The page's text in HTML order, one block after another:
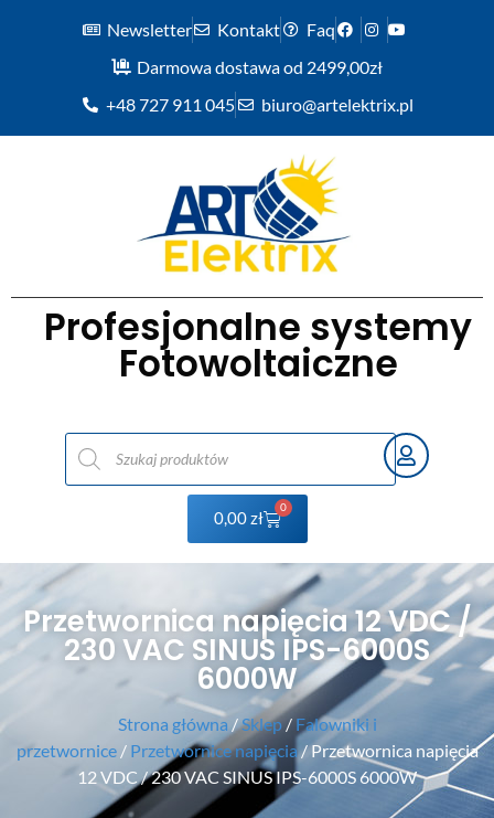
Newsletter Kontakt
Faq
Darmowa dostawa od 2499,00zł
+48 727 911 045
biuro@artelektrix.pl
Profesjonalne systemy
Fotowoltaiczne
0,00zł
0
Przetwornica napięcia 12 VDC /
230 VAC SINUS IPS-6000S
6000W
Strona główna/Sklep/ Falowniki i
przetwornice/ Przetwornice napięcia/ Przetwornica napięcia
12 VDC / 230 VAC SINUS IPS-6000S 6000W